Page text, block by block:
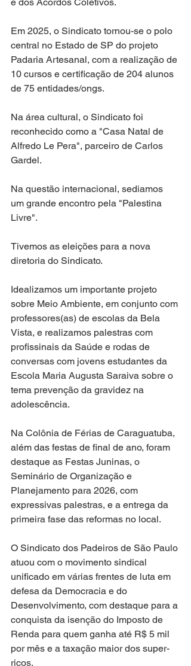
Em 2025, o Sindicato tornou-se o polo
central no Estado de SP do projeto
Padaria Artesanal, com a realização de
10 cursos e certificação de 204 alunos
de 75 entidades/ongs.
Na área cultural, o Sindicato foi
reconhecido como a "Casa Natal de
Alfredo Le Pera", parceiro de Carlos
Gardel.
Na questão internacional, sediamos
um grande encontro pela "Palestina
Livre".
Tivemos as eleições para a nova
diretoria do Sindicato.
Idealizamos um importante projeto
sobre Meio Ambiente, em conjunto com
professores(as) de escolas da Bela
Vista, e realizamos palestras com
profissinais da Saúde e rodas de
conversas com jovens estudantes da
Escola Maria Augusta Saraiva sobre o
tema prevenção da gravidez na
adolescência.
Na Colônia de Férias de Caraguatuba,
além das festas de final de ano, foram
destaque as Festas Juninas, o
Seminário de Organização e
Planejamento para 2026, com
expressivas palestras, e a entrega da
primeira fase das reformas no local.
O Sindicato dos Padeiros de São Paulo
atuou com o movimento sindical
unificado em várias frentes de luta em
defesa da Democracia e do
Desenvolvimento, com destaque para a
conquista da isenção do Imposto de
Renda para quem ganha até R$ 5 mil
por mês e a taxação maior dos super-
ricos.